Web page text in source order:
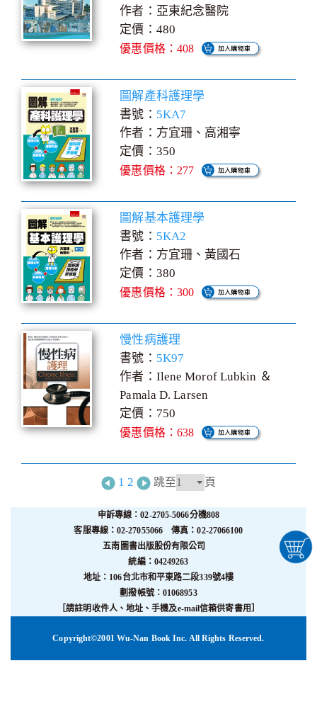
作者：亞東紀念醫院
定價：480
優惠價格：408
圖解產科護理學
書號： 5KA7
作者：方宜珊、高湘寧
定價：350
優惠價格：277
圖解基本護理學
書號： 5KA2
作者：方宜珊、黃國石
定價：380
優惠價格：300
慢性病護理
書號： 5K97
作者：Ilene Morof Lubkin ＆
Pamala D. Larsen
定價：750
優惠價格：638
1 2 跳至 頁
申訴專線：02-2705-5066分機808
客服專線：02-27055066 傳真：02-27066100
五南圖書出版股份有限公司
統編：04249263
地址：106台北市和平東路二段339號4樓
劃撥帳號：01068953
［請註明收件人、地址、手機及e-mail信箱供寄書用］
Copyright©2001 Wu-Nan Book Inc. All Rights Reserved.